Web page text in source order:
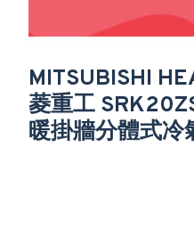
MITSUBISHI
菱重工
暖掛牆分體式冷